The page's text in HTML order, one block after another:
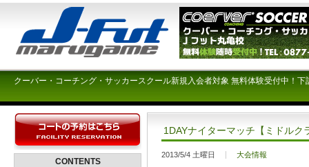
クーバー・コーチング・サッカースクール新規入会者対象 無料体験受付中！
1DAYナイターマッチ【ミドルク
2013/5/4 土曜日 大会情報
CONTENTS